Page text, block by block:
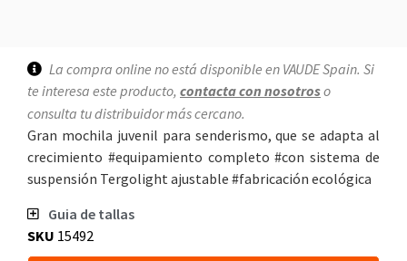
La compra online no está disponible en VAUDE Spain. Si
te interesa este producto, contacta con nosotroso
consulta tu distribuidor más cercano.
Gran mochila juvenil para senderismo, que se adapta al
crecimiento #equipamiento completo #con sistema de
suspensión Tergolight ajustable #fabricación ecológica
Guia de tallas
SKU 15492